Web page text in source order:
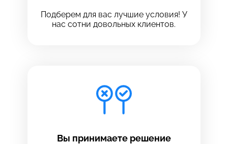
Подберем для вас лучшие условия! У
нас сотни довольных клиентов.
Вы принимаете решение